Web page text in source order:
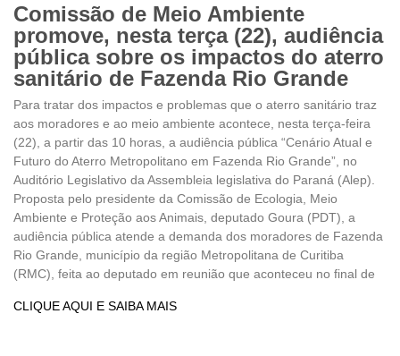
Comissão de Meio Ambiente
promove, nesta terça (22), audiência
pública sobre os impactos do aterro
sanitário de Fazenda Rio Grande
Para tratar dos impactos e problemas que o aterro sanitário traz
aos moradores e ao meio ambiente acontece, nesta terça-feira
(22), a partir das 10 horas, a audiência pública “Cenário Atual e
Futuro do Aterro Metropolitano em Fazenda Rio Grande”, no
Auditório Legislativo da Assembleia legislativa do Paraná (Alep).
Proposta pelo presidente da Comissão de Ecologia, Meio
Ambiente e Proteção aos Animais, deputado Goura (PDT), a
audiência pública atende a demanda dos moradores de Fazenda
Rio Grande, município da região Metropolitana de Curitiba
(RMC), feita ao deputado em reunião que aconteceu no final de
CLIQUE AQUI E SAIBA MAIS